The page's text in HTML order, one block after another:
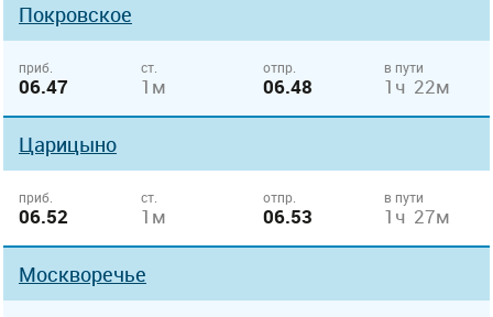
Покровское
приб.
06.47
ст.
1м
отпр.
06.48
в пути
1ч 22м
Царицыно
приб.
06.52
ст.
1м
отпр.
06.53
в пути
1ч 27м
Москворечье